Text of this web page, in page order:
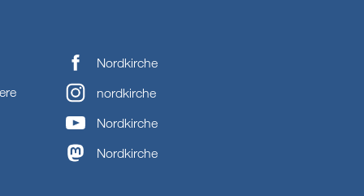
Nordkirche
nordkirche
Nordkirche
Nordkirche